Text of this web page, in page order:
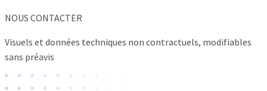
NOUS CONTACTER
Visuels et données techniques non contractuels, modifiables
sans préavis